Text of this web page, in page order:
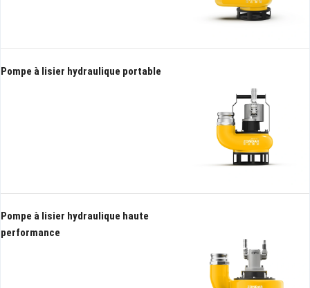
Pompe à lisier hydraulique portable
Pompe à lisier hydraulique haute
performance